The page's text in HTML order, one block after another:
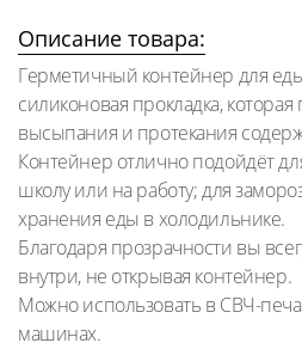
Описание товара:
Герметичный контейнер для
силиконовая прокладка, которая
высыпания и протекания
Контейнер отлично подойдёт
школу или на работу; для
хранения еды в холодильнике.
Благодаря прозрачности вы
внутри, не открывая контейнер.
Можно использовать в СВЧ-
машинах.